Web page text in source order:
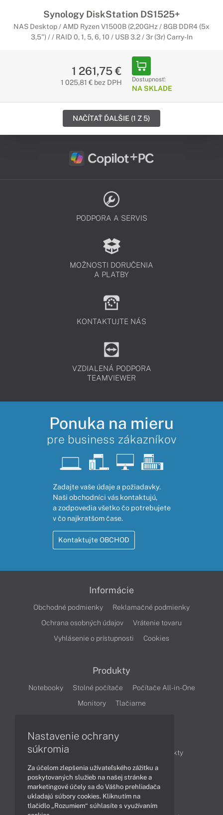
Synology DiskStation DS1525+
NAS Desktop / AMD Ryzen V1500B (2,20GHz / 8GB DDR4 (5x
3,5") / / RAID 0, 1, 5, 6, 10 / USB 3.2 / 3r (3r) Carry-In
1 261,75 €
1 025,81 € bez DPH Dostupnosť:
NA SKLADE
NAČÍTAŤ ĎALŠIE (1 Z 5)
PODPORA A SERVIS
MOŽNOSTI DORUČENIA
A PLATBY
KONTAKTUJTE NÁS
VZDIALENÁ PODPORA
TEAMVIEWER
Ponuka na mieru
pre business zákazníkov
Zadajte vaše údaje a požiadavky.
Naši obchodníci vás kontaktujú,
a zodpovedia všetko čo potrebujete
v čo najkratšom čase.
Kontaktujte OBCHOD
Informácie
Obchodné podmienky
Reklamačné podmienky
Ochrana osobných údajov
Vrátenie tovaru
Vyhlásenie o prístupnosti
Cookies
Produkty
Notebooky Stolné počítače
Počítače All-in-One
Monitory
Tlačiarne
Články
Obchodné informácie
Produkty
Technológie
Videá
Obsah
Nastavenie ochrany
súkromia
Za účelom zlepšenia užívateľského zážitku a
poskytovaných služieb na našej stránke a
marketingové účely sa do Vášho prehliadača
ukladajú súbory cookies. Kliknutím na
tlačidlo „Rozumiem“ súhlasíte s využívaním